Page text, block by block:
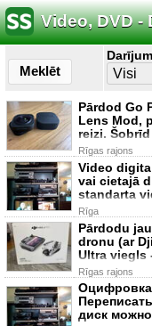
Video, DVD -
Meklēt
Pārdod Go
Lens Mod,
reizi.
Rīgas rajons
Video
vai cietajā
standarta
Rīga
Pārdodu
dronu (ar
Ultra viegls
Rīgas rajons
диск